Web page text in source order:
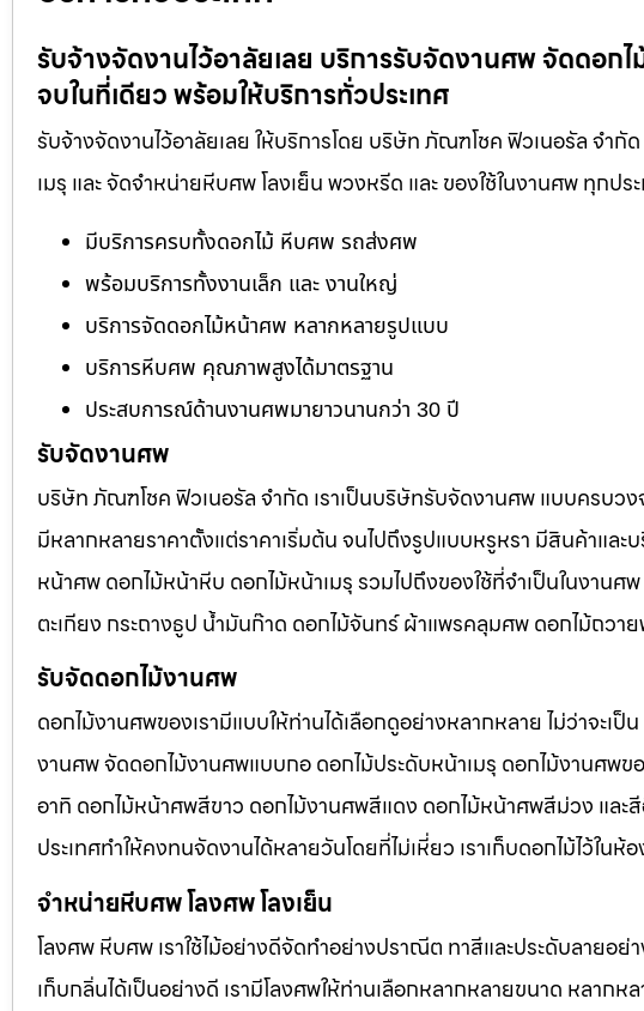
รับจ้างจัดงานไว้อาลัยเลย บริการรับจัดงานศพ จัดดอก
จบในที่เดียว พร้อมให้บริการทั่วประเทศ
รับจ้างจัดงานไว้อาลัยเลย ให้บริการโดย บริษัท ภัณฑโชค ฟิวเนอรัล จำ
เมรุ และ จัดจำหน่ายหีบศพ โลงเย็น พวงหรีด และ ของใช้ในงานศพ ทุกป
มีบริการครบทั้งดอกไม้ หีบศพ รถส่งศพ
พร้อมบริการทั้งงานเล็ก และ งานใหญ่
บริการจัดดอกไม้หน้าศพ หลากหลายรูปแบบ
บริการหีบศพ คุณภาพสูงได้มาตรฐาน
ประสบการณ์ด้านงานศพมายาวนานกว่า 30 ปี
รับจัดงานศพ
บริษัท ภัณฑโชค ฟิวเนอรัล จำกัด เราเป็นบริษัทรับจัดงานศพ แบบครบว
มีหลากหลายราคาตั้งแต่ราคาเริ่มต้น จนไปถึงรูปแบบหรูหรา มีสินค้าแล
หน้าศพ ดอกไม้หน้าหีบ ดอกไม้หน้าเมรุ รวมไปถึงของใช้ที่จำเป็นในง
ตะเกียง กระถางธูป น้ำมันก๊าด ดอกไม้จันทร์ ผ้าแพรคลุมศพ ดอกไม้ถวา
รับจัดดอกไม้งานศพ
ดอกไม้งานศพของเรามีแบบให้ท่านได้เลือกดูอย่างหลากหลาย ไม่ว่าจ
งานศพ จัดดอกไม้งานศพแบบกอ ดอกไม้ประดับหน้าเมรุ ดอกไม้งานศพข
อาทิ ดอกไม้หน้าศพสีขาว ดอกไม้งานศพสีแดง ดอกไม้หน้าศพสีม่วง และ
ประเทศทำให้คงทนจัดงานได้หลายวันโดยที่ไม่เหี่ยว เราเก็บดอกไม้ไว้
จำหน่ายหีบศพ โลงศพ โลงเย็น
โลงศพ หีบศพ เราใช้ไม้อย่างดีจัดทำอย่างปราณีต ทาสีและประดับลายอ
เก็บกลิ่นได้เป็นอย่างดี เรามีโลงศพให้ท่านเลือกหลากหลายขนาด หลา